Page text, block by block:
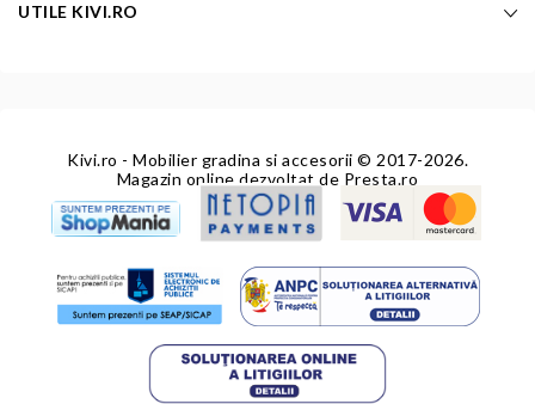
UTILE KIVI.RO
Kivi.ro - Mobilier gradina si accesorii © 2017-2026.
Magazin online dezvoltat de Presta.ro